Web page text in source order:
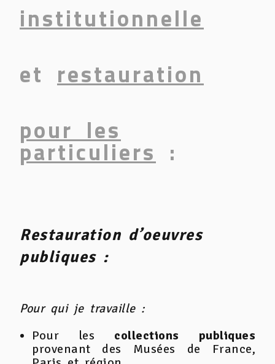
institutionnelle
et restauration
pour les
particuliers :
Restauration d’oeuvres
publiques :
Pour qui je travaille :
Pour les collections publiques
provenant des Musées de France,